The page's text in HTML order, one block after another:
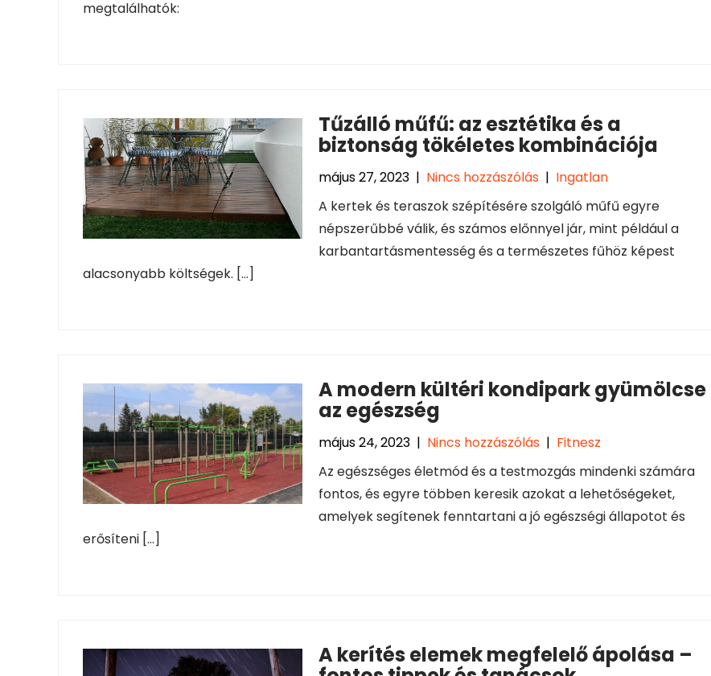
megtalálhatók:
Tűzálló műfű: az esztétika és a
biztonság tökéletes kombinációja
május 27, 2023 | Nincs hozzászólás | Ingatlan
A kertek és teraszok szépítésére szolgáló műfű egyre
népszerűbbé válik, és számos előnnyel jár, mint például a
karbantartásmentesség és a természetes fűhöz képest
alacsonyabb költségek. […]
A modern kültéri kondipark gyümölcse
az egészség
május 24, 2023 | Nincs hozzászólás | Fitnesz
Az egészséges életmód és a testmozgás mindenki számára
fontos, és egyre többen keresik azokat a lehetőségeket,
amelyek segítenek fenntartani a jó egészségi állapotot és
erősíteni […]
A kerítés elemek megfelelő ápolása –